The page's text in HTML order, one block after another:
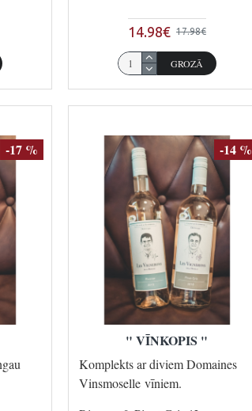
14.98€ 17.98€
GROZĀ
-17 % -14 %
" VĪNKOPIS "
Komplekts ar diviem Domaines
Vinsmoselle vīniem.